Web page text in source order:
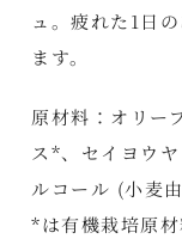
ュ。疲れた1日
ます。
原材料：オリー
ス*、セイヨウ
ルコール (小麦
*は有機栽培原